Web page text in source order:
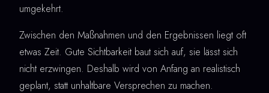
umgekehrt.
Zwischen den Maßnahmen und den Ergebnissen liegt oft
etwas Zeit. Gute Sichtbarkeit baut sich auf, sie lässt sich
nicht erzwingen. Deshalb wird von Anfang an realistisch
geplant, statt unhaltbare Versprechen zu machen.